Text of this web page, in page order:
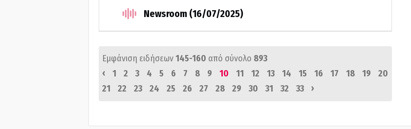
Newsroom (16/07/2025)
Εμφάνιση ειδήσεων145-160 από σύνολο 893
‹
1 2 3 4 5 6 7 8 9 10 11 12 13 14 15 16 17 18 19
20
21
22 23 24 25 26 27 28 29 30 31 32 33 ›